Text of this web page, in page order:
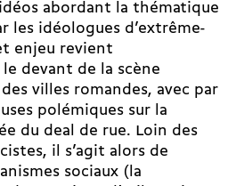
abordant la thématique
les idéologues d’extrême-
enjeu revient
devant de la scène
villes romandes, avec par
polémiques sur la
du deal de rue. Loin des
il s’agit alors de
sociaux (la